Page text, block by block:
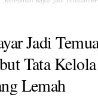
Jadi
Tata
Lemah